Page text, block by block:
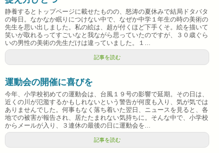
静養するとトップページに載せたものの、怒涛の夏休みで結局ドタバタ
の毎日。なかなか眠りにつけない中で、なぜか中学１年生の時の美術の
先生を思い出しました。私の絵は、超が付くほど下手くそ。絵を描いて
笑いが取れるってすごいなと我ながら思っていたのですが、３０歳ぐら
いの男性の美術の先生だけは違っていました。１...
記事を読む
運動会の開催に喜びを
今年、小学校初めての運動会は、台風１９号の影響で延期。その日は、
近くの川が氾濫するかもしれないという警告が何度も入り、気が気では
ありませんでした。何事もなく落ち着いた翌日、ニュースを見ると、各
地での被害が報告され、居たたまれない気持ちに。そんな中で、小学校
からメールが入り、３連休の最後の日に運動会を...
記事を読む